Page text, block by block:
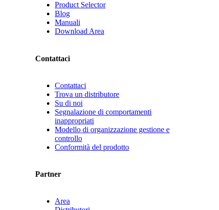
Product Selector
Blog
Manuali
Download Area
Contattaci
Contattaci
Trova un distributore
Su di noi
Segnalazione di comportamenti
inappropriati
Modello di organizzazione gestione e
controllo
Conformità del prodotto
Partner
Area